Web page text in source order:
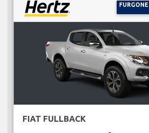
FIAT FULLBACK